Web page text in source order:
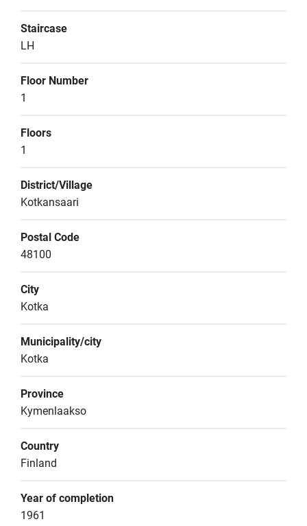
Staircase
LH
Floor Number
1
Floors
1
District/Village
Kotkansaari
Postal Code
48100
City
Kotka
Municipality/city
Kotka
Province
Kymenlaakso
Country
Finland
Year of completion
1961